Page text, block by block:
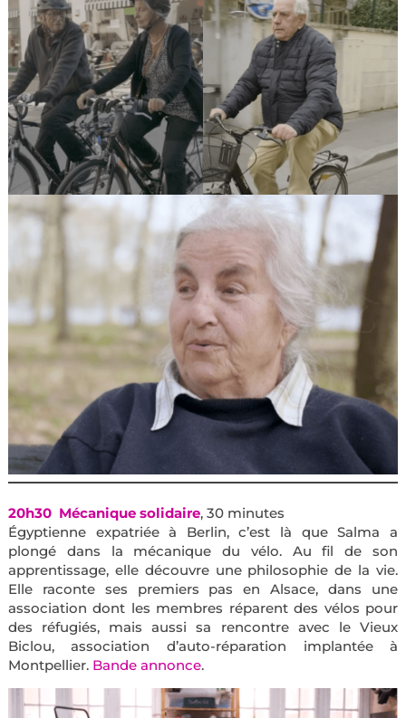
20h30 Mécanique solidaire, 30 minutes
Égyptienne expatriée à Berlin, c’est là que Salma a
plongé dans la mécanique du vélo. Au fil de son
apprentissage, elle découvre une philosophie de la vie.
Elle raconte ses premiers pas en Alsace, dans une
association dont les membres réparent des vélos pour
des réfugiés, mais aussi sa rencontre avec le Vieux
Biclou, association d’auto-réparation implantée à
Montpellier. Bande annonce.